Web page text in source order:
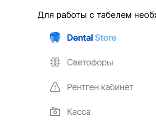
Для работы с табелем